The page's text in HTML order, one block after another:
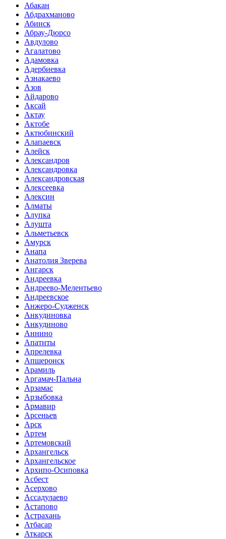
Абакан
Абдрахманово
Абинск
Абрау-Дюрсо
Авдулово
Агалатово
Адамовка
Адербиевка
Азнакаево
Азов
Айдарово
Аксай
Актау
Актобе
Актюбинский
Алапаевск
Алейск
Александров
Александровка
Александровская
Алексеевка
Алексин
Алматы
Алупка
Алушта
Альметьевск
Амурск
Анапа
Анатолия Зверева
Ангарск
Андреевка
Андреево-Мелентьево
Андреевское
Анжеро-Судженск
Анкудиновка
Анкудиново
Аннино
Апатиты
Апрелевка
Апшеронск
Арамиль
Аргамач-Пальна
Арзамас
Арзыбовка
Армавир
Арсеньев
Арск
Артем
Артемовский
Архангельск
Архангельское
Архипо-Осиповка
Асбест
Асерхово
Ассадулаево
Астапово
Астрахань
Атбасар
Аткарск